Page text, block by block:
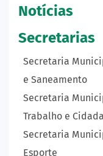
Notícias
Secretarias
Secretaria
e Saneamento
Secretaria
Trabalho e
Secretaria
Esporte